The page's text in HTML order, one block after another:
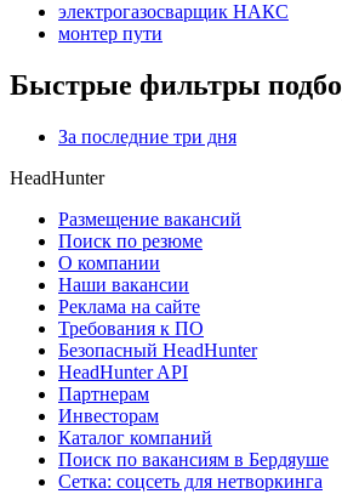
электрогазосварщик НАКС
монтер пути
Быстрые фильтры
За последние три дня
HeadHunter
Размещение вакансий
Поиск по резюме
О компании
Наши вакансии
Реклама на сайте
Требования к ПО
Безопасный HeadHunter
HeadHunter API
Партнерам
Инвесторам
Каталог компаний
Поиск по вакансиям в Бердяуше
Сетка: соцсеть для нетворкинга